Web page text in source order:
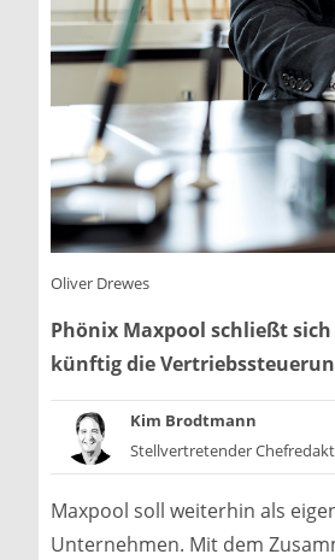
Oliver Drewes
Phönix Maxpool schließt
künftig die
Kim Brodtmann
Stellvertretender
Maxpool soll weiterhin als
Unternehmen. Mit dem